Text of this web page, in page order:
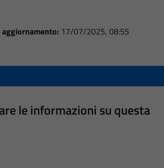
17/07/2025, 08:55
le informazioni su questa